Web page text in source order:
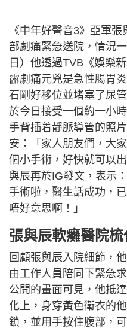
《中年好聲音3》亞軍
部劇痛緊急送院，情況
日）他透過TVB《娛樂
露劇痛元兇是急性腸胃
石剛好移位並堵塞了尿
於今日接受一個約一小
手背插着靜脈導管的照
安：「家人朋友們，大
個小手術，好快就可以
與辰再於IG發文，表示
手術啦，醫生話成功，
唔好意思啊！」
張與辰軟癱醫院
回顧張與辰入院細節，
由工作人員陪同下緊急
公開的畫面可見，他抵
化上，身穿黃色衛衣的
鎖，並用手按住腹部，